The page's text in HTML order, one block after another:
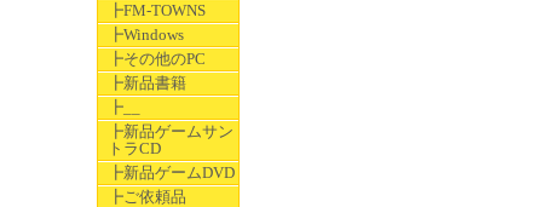
┣FM-TOWNS
┣Windows
┣その他のPC
┣新品書籍
┣__
┣新品ゲームサン
トラCD
┣新品ゲームDVD
┣ご依頼品